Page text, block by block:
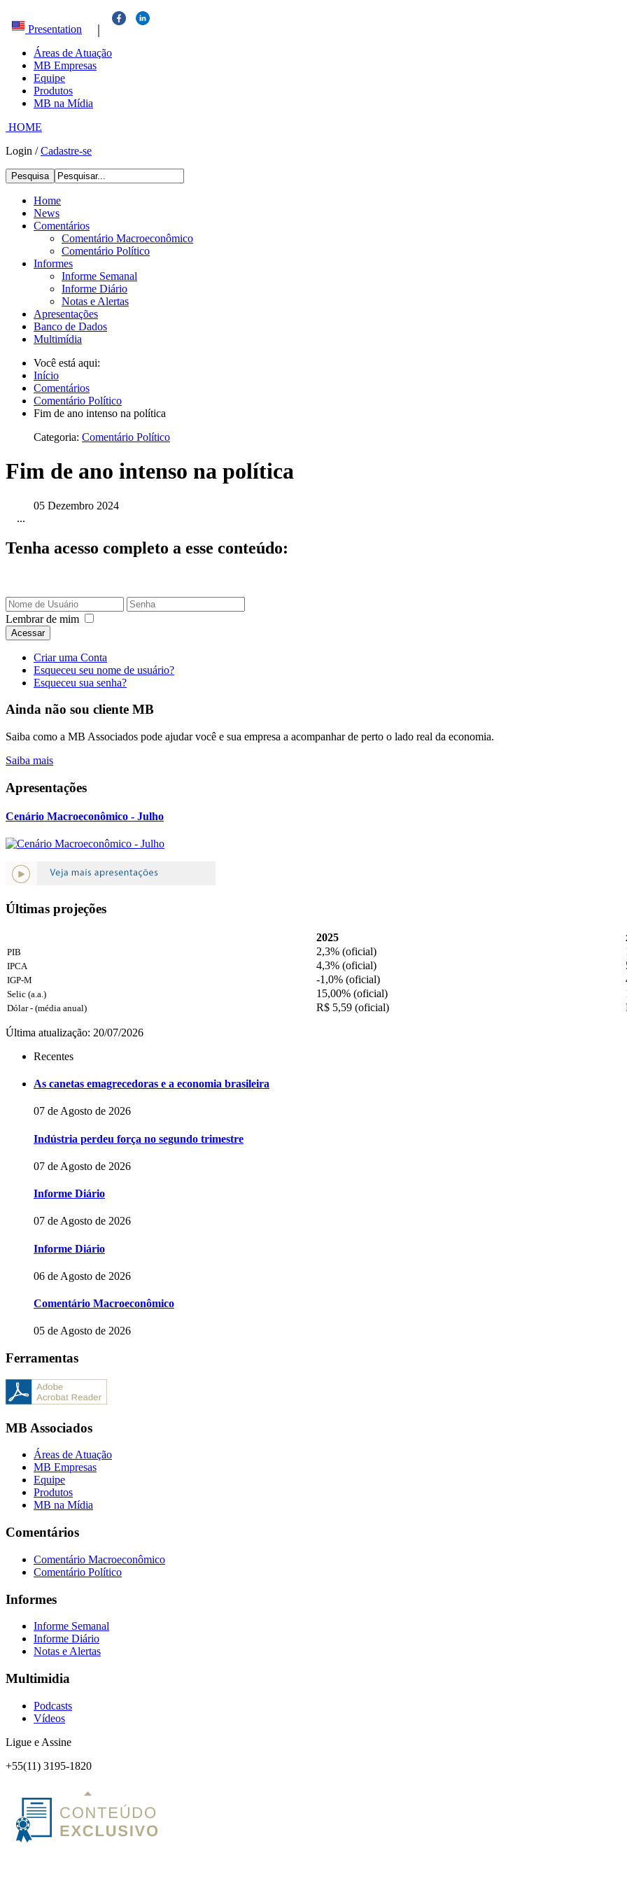
Presentation |
Áreas de Atuação
MB Empresas
Equipe
Produtos
MB na Mídia
HOME
Login /Cadastre-se
Pesquisa
Home
News
Comentários
Comentário Macroeconômico
Comentário Político
Informes
Informe Semanal
Informe Diário
Notas e Alertas
Apresentações
Banco de Dados
Multimídia
Você está aqui:
Início
Comentários
Comentário Político
Fim de ano intenso na política
Categoria: Comentário Político
Fim de ano intenso na política
05 Dezembro 2024
...
Tenha acesso completo a esse conteúdo:
Lembrar de mim
Acessar
Criar uma Conta
Esqueceu seu nome de usuário?
Esqueceu sua senha?
Ainda não sou cliente MB
Saiba como a MB Associados pode ajudar você e sua empresa a acompanhar de perto o lado real da economia.
Saiba mais
Apresentações
Cenário Macroeconômico - Julho
Últimas projeções
2025
PIB
2,3% (oficial)
IPCA 4,3% (oficial)
IGP-M -1,0% (oficial)
Selic (a.a.) 15,00% (oficial)
Dólar - (média anual) R$ 5,59 (oficial)
Última atualização: 20/07/2026
Recentes
As canetas emagrecedoras e a economia brasileira
07 de Agosto de 2026
Indústria perdeu força no segundo trimestre
07 de Agosto de 2026
Informe Diário
07 de Agosto de 2026
Informe Diário
06 de Agosto de 2026
Comentário Macroeconômico
05 de Agosto de 2026
Ferramentas
MB Associados
Áreas de Atuação
MB Empresas
Equipe
Produtos
MB na Mídia
Comentários
Comentário Macroeconômico
Comentário Político
Informes
Informe Semanal
Informe Diário
Notas e Alertas
Multimidia
Podcasts
Vídeos
Ligue e Assine
+55(11) 3195-1820